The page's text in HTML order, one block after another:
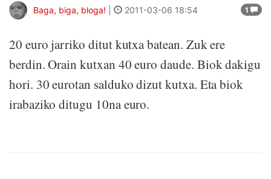
1
Baga, biga, bloga! 2011-03-06 18:54
20 euro jarriko ditut kutxa batean. Zuk ere
berdin. Orain kutxan 40 euro daude. Biok dakigu
hori. 30 eurotan salduko dizut kutxa. Eta biok
irabaziko ditugu 10na euro.